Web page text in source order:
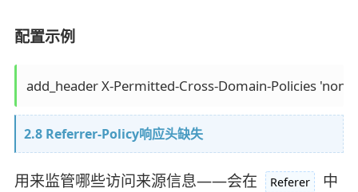
配置示例
add_header X-Permitted-Cross-Domain-Policies
2.8 Referrer-Policy响应头缺失
用来监管哪些访问来源信息——会在 Referer
中